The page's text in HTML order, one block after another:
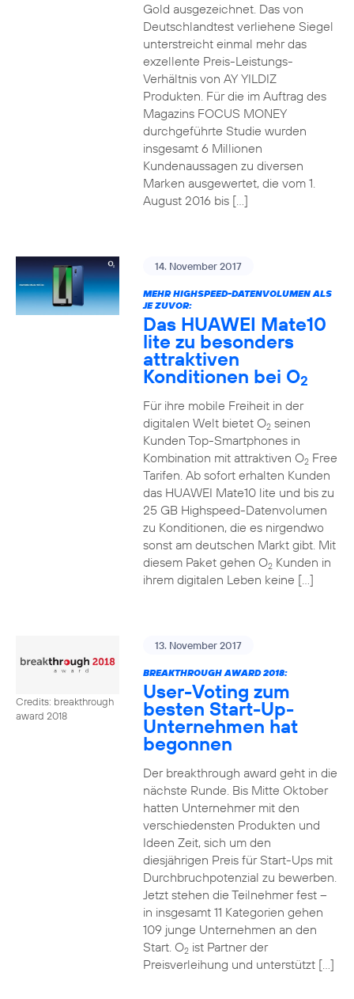
Gold ausgezeichnet. Das von
Deutschlandtest verliehene Siegel
unterstreicht einmal mehr das
exzellente Preis-Leistungs-
Verhältnis von AY YILDIZ
Produkten. Für die im Auftrag des
Magazins FOCUS MONEY
durchgeführte Studie wurden
insgesamt 6 Millionen
Kundenaussagen zu diversen
Marken ausgewertet, die vom 1.
August 2016 bis […]
14. November 2017
MEHR HIGHSPEED-DATENVOLUMEN ALS
JE ZUVOR:
Das HUAWEI Mate10
lite zu besonders
attraktiven
Konditionen bei O2
Für ihre mobile Freiheit in der
digitalen Welt bietet O2seinen
Kunden Top-Smartphones in
Kombination mit attraktiven O2Free
Tarifen. Ab sofort erhalten Kunden
das HUAWEI Mate10 lite und bis zu
25 GB Highspeed-Datenvolumen
zu Konditionen, die es nirgendwo
sonst am deutschen Markt gibt. Mit
diesem Paket gehen O2Kunden in
ihrem digitalen Leben keine […]
Credits: breakthrough
award 2018
13. November 2017
BREAKTHROUGH AWARD 2018:
User-Voting zum
besten Start-Up-
Unternehmen hat
begonnen
Der breakthrough award geht in die
nächste Runde. Bis Mitte Oktober
hatten Unternehmer mit den
verschiedensten Produkten und
Ideen Zeit, sich um den
diesjährigen Preis für Start-Ups mit
Durchbruchpotenzial zu bewerben.
Jetzt stehen die Teilnehmer fest –
in insgesamt 11 Kategorien gehen
109 junge Unternehmen an den
Start. O2ist Partner der
Preisverleihung und unterstützt […]